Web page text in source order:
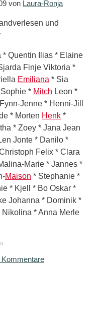
von Laura-Ronja
Quentin Ilias * Elaine
Finje Viktoria *
Emiliana * Sia
* Mitch Leon *
Jenne * Henni-Jill
* Morten Henk *
* Zoey * Jana Jean
Jonte * Danilo *
Felix * Clara
Marie * Jannes *
Maison * Stephanie *
* Kjell * Bo Oskar *
Johanna * Dominik *
* Anna Merle
Kommentare